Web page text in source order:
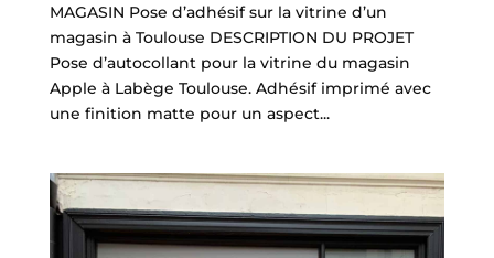
MAGASIN Pose d’adhésif sur la vitrine d’un
magasin à Toulouse DESCRIPTION DU PROJET
Pose d’autocollant pour la vitrine du magasin
Apple à Labège Toulouse. Adhésif imprimé avec
une finition matte pour un aspect...